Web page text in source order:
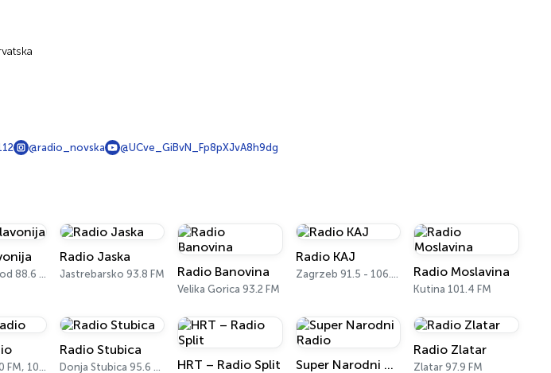
@radio_novska @UCve_GiBvN_Fp8pXJvA8h9dg
Slavonski Brod 88.6 FM
Radio Jaska
Jastrebarsko 93.8 FM Radio Banovina
Velika Gorica 93.2 FM
Radio KAJ
Zagrzeb 91.5 - 106.3 FM Radio Moslavina
Kutina 101.4 FM
Bjelovar 89.0 FM, 105.4 FM
Radio Stubica
Donja Stubica 95.6 FM HRT – Radio Split Super Narodni Radio
Radio Zlatar
Zlatar 97.9 FM